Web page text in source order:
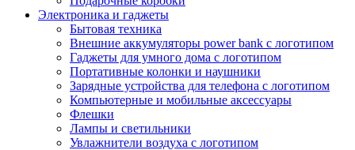
Электроника и гаджеты
Бытовая техника
Внешние аккумуляторы power bank с логотипом
Гаджеты для умного дома с логотипом
Портативные колонки и наушники
Зарядные устройства для телефона с логотипом
Компьютерные и мобильные аксессуары
Флешки
Лампы и светильники
Увлажнители воздуха с логотипом